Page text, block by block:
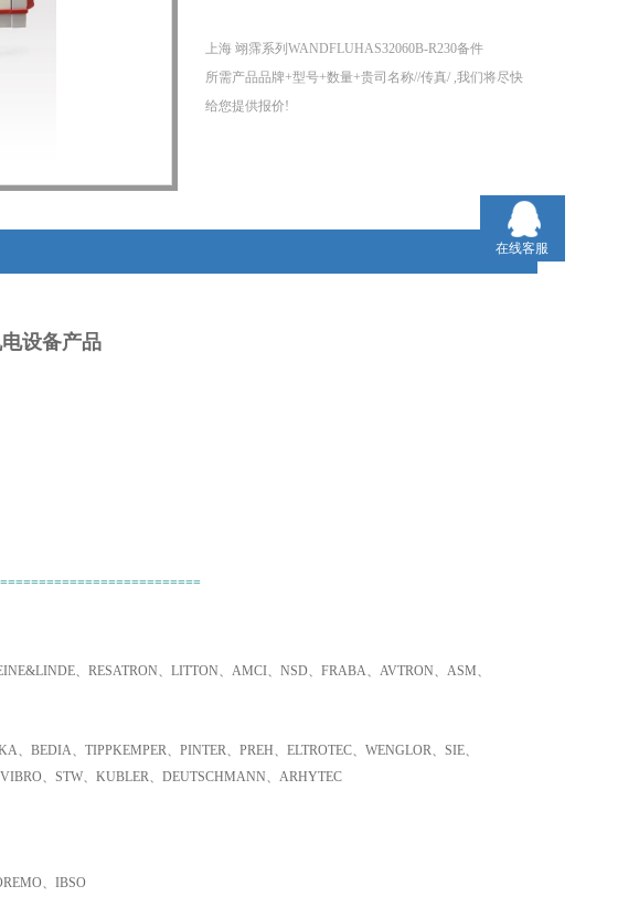
上海 翊霈系列WANDFLUHAS32060B-R230备件
所需产品品牌+型号+数量+贵司名称//传真/ ,我们将尽快
给您提供报价!
2、不易寻找品牌、小金额，我们同样为您采购！
3、只要是欧盟国家的产品，我们可以为您询价并采购！
设备产品
、RESATRON、LITTON、AMCI、NSD、FRABA、AVTRON、ASM、
BEDIA、TIPPKEMPER、PINTER、PREH、ELTROTEC、WENGLOR、SIE、
、STW、KUBLER、DEUTSCHMANN、ARHYTEC
、IBSO
在线客服